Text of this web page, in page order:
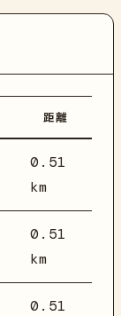
距離
0.51
km
0.51
km
0.51